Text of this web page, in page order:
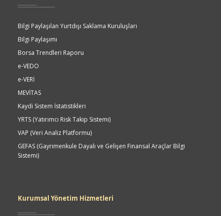
Bilgi Paylaşılan Yurtdışı Saklama Kuruluşları
Bilgi Paylaşımı
Borsa Trendleri Raporu
e-VEDO
e-VERİ
MEVİTAS
Kaydi Sistem İstatistikleri
YRTS (Yatırımcı Risk Takip Sistemi)
VAP (Veri Analiz Platformu)
GEFAS (Gayrimenkule Dayalı ve Gelişen Finansal Araçlar Bilgi
Sistemi)
Kurumsal Yönetim Hizmetleri